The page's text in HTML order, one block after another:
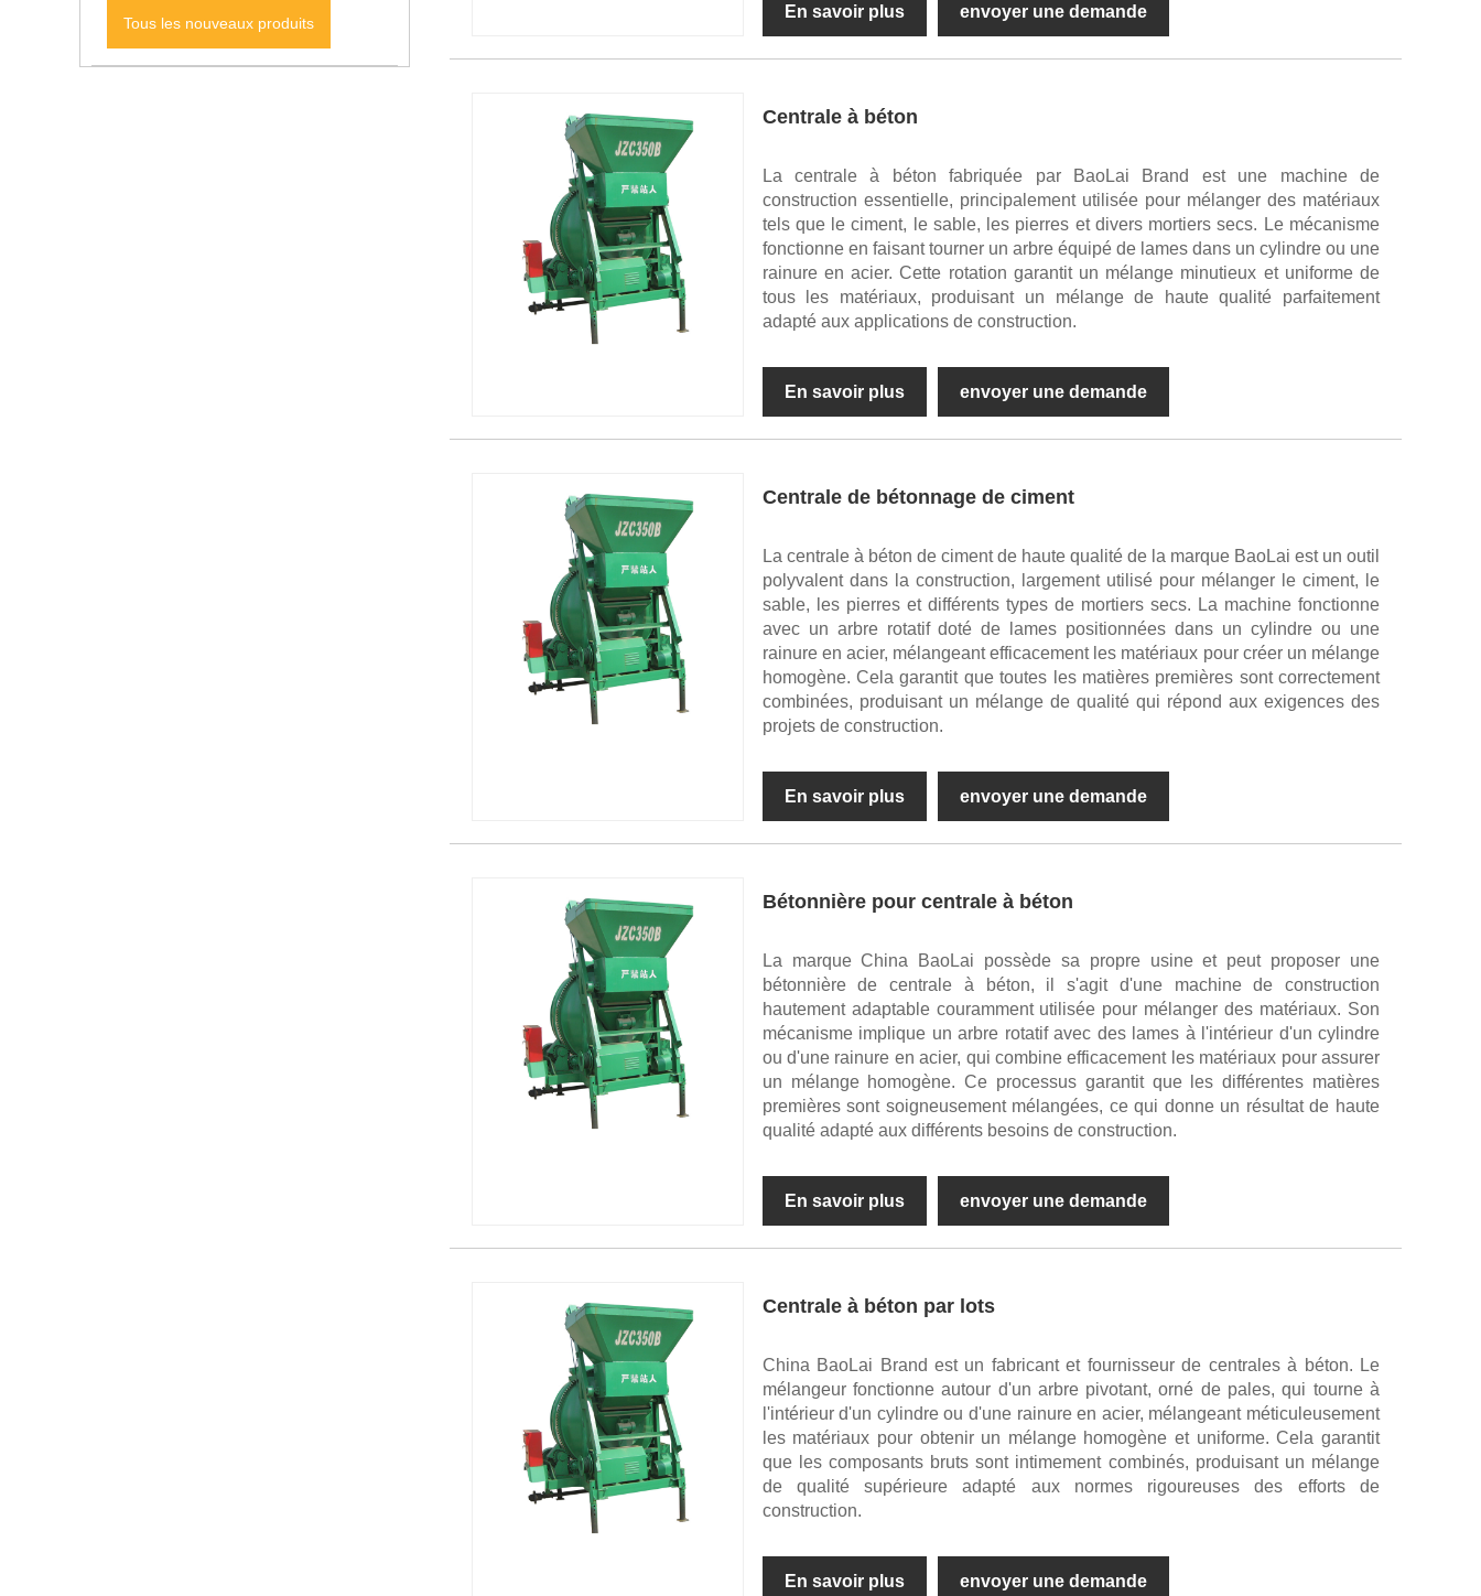
Tous les nouveaux produits
En savoir plus envoyer une demande
Centrale à béton
La centrale à béton fabriquée par BaoLai Brand est une machine de
construction essentielle, principalement utilisée pour mélanger des matériaux
tels que le ciment, le sable, les pierres et divers mortiers secs. Le mécanisme
fonctionne en faisant tourner un arbre équipé de lames dans un cylindre ou une
rainure en acier. Cette rotation garantit un mélange minutieux et uniforme de
tous les matériaux, produisant un mélange de haute qualité parfaitement
adapté aux applications de construction.
En savoir plus envoyer une demande
Centrale de bétonnage de ciment
La centrale à béton de ciment de haute qualité de la marque BaoLai est un outil
polyvalent dans la construction, largement utilisé pour mélanger le ciment, le
sable, les pierres et différents types de mortiers secs. La machine fonctionne
avec un arbre rotatif doté de lames positionnées dans un cylindre ou une
rainure en acier, mélangeant efficacement les matériaux pour créer un mélange
homogène. Cela garantit que toutes les matières premières sont correctement
combinées, produisant un mélange de qualité qui répond aux exigences des
projets de construction.
En savoir plus envoyer une demande
Bétonnière pour centrale à béton
La marque China BaoLai possède sa propre usine et peut proposer une
bétonnière de centrale à béton, il s'agit d'une machine de construction
hautement adaptable couramment utilisée pour mélanger des matériaux. Son
mécanisme implique un arbre rotatif avec des lames à l'intérieur d'un cylindre
ou d'une rainure en acier, qui combine efficacement les matériaux pour assurer
un mélange homogène. Ce processus garantit que les différentes matières
premières sont soigneusement mélangées, ce qui donne un résultat de haute
qualité adapté aux différents besoins de construction.
En savoir plus envoyer une demande
Centrale à béton par lots
China BaoLai Brand est un fabricant et fournisseur de centrales à béton. Le
mélangeur fonctionne autour d'un arbre pivotant, orné de pales, qui tourne à
l'intérieur d'un cylindre ou d'une rainure en acier, mélangeant méticuleusement
les matériaux pour obtenir un mélange homogène et uniforme. Cela garantit
que les composants bruts sont intimement combinés, produisant un mélange
de qualité supérieure adapté aux normes rigoureuses des efforts de
construction.
En savoir plus envoyer une demande